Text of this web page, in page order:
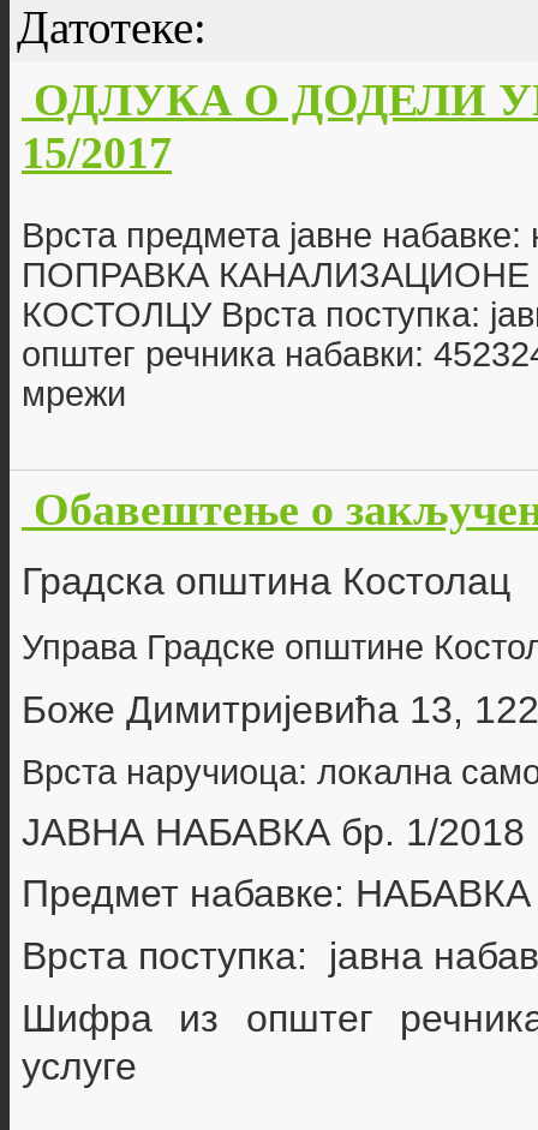
Датотеке:
ОДЛУКА О ДОДЕЛИ
15/2017
Врста предмета јавне
ПОПРАВКА
КОСТОЛЦУ Врста поступка:
општег речника набавки:
мрежи
Обавештење о
Градска општина Костолац
Управа Градске општине
Боже Димитријевића 13,
Врста наручиоца: локална
ЈАВНА НАБАВКА бр. 1/2018
Предмет набавке:
Врста поступка: јавна
Шифра из општег
услуге